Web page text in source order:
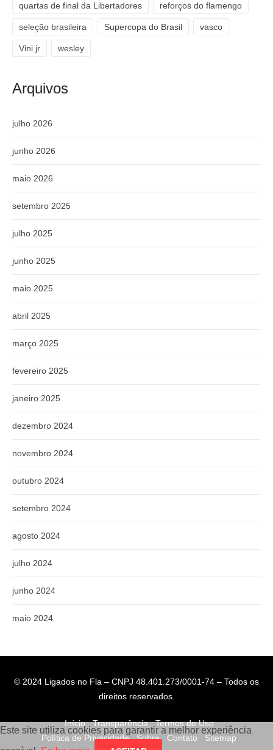
quartas de final da Libertadores reforços do flamengo
seleção brasileira Supercopa do Brasil vasco
Vini jr wesley
Arquivos
julho 2026
junho 2026
maio 2026
setembro 2025
julho 2025
junho 2025
maio 2025
abril 2025
março 2025
fevereiro 2025
janeiro 2025
dezembro 2024
novembro 2024
outubro 2024
setembro 2024
agosto 2024
julho 2024
junho 2024
maio 2024
© 2024 Ligados no Fla – CNPJ 48.401.273/0001-74 – Todos os
direitos reservados.
Início Transparência
Termos de Uso
Política de Privacidade
Sobre Contato Sitemap
Este site utiliza cookies para garantir a melhor experiência